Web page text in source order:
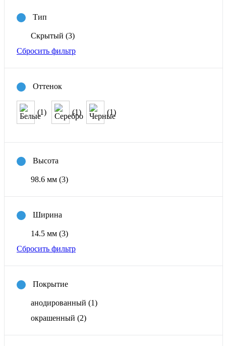
Тип
Скрытый (3)
Сбросить фильтр
Оттенок
(1) (1) (1)
Высота
98.6 мм (3)
Ширина
14.5 мм (3)
Сбросить фильтр
Покрытие
анодированный (1)
окрашенный (2)